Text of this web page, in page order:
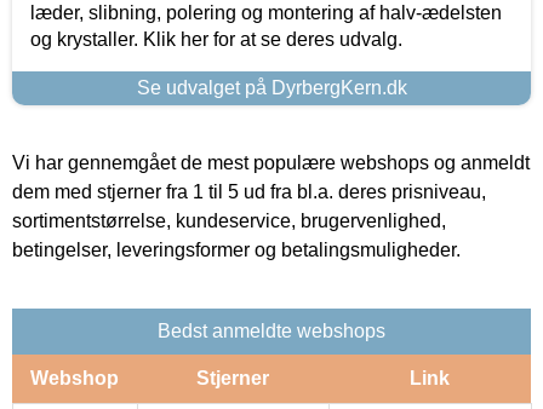
læder, slibning, polering og montering af halv-ædelsten
og krystaller. Klik her for at se deres udvalg.
Se udvalget på DyrbergKern.dk
Vi har gennemgået de mest populære webshops og anmeldt
dem med stjerner fra 1 til 5 ud fra bl.a. deres prisniveau,
sortimentstørrelse, kundeservice, brugervenlighed,
betingelser, leveringsformer og betalingsmuligheder.
Bedst anmeldte webshops
Webshop Stjerner Link